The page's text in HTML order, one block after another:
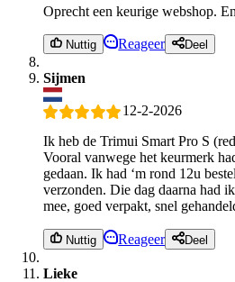
Oprecht een keurige webshop.
Nuttig Reageer Deel
Sijmen
12-2-2026
Ik heb de Trimui Smart Pro S
Vooral vanwege het keurmerk
gedaan. Ik had ‘m rond 12u
verzonden. Die dag daarna had
mee, goed verpakt, snel
Nuttig Reageer Deel
Lieke